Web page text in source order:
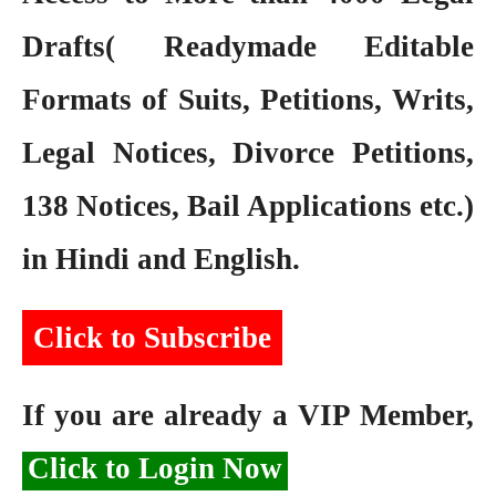
Drafts( Readymade Editable
Formats of Suits, Petitions, Writs,
Legal Notices, Divorce Petitions,
138 Notices, Bail Applications etc.)
in Hindi and English.
Click to Subscribe
If you are already a VIP Member,
Click to Login Now